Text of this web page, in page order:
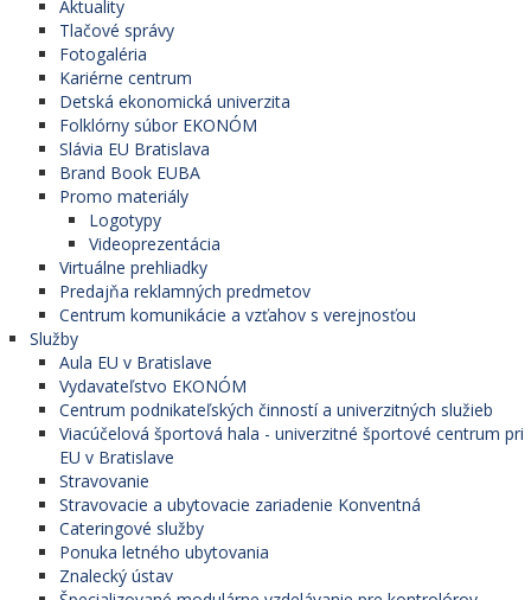
Aktuality
Tlačové správy
Fotogaléria
Kariérne centrum
Detská ekonomická univerzita
Folklórny súbor EKONÓM
Slávia EU Bratislava
Brand Book EUBA
Promo materiály
Logotypy
Videoprezentácia
Virtuálne prehliadky
Predajňa reklamných predmetov
Centrum komunikácie a vzťahov s verejnosťou
Služby
Aula EU v Bratislave
Vydavateľstvo EKONÓM
Centrum podnikateľských činností a univerzitných služieb
Viacúčelová športová hala - univerzitné športové centrum pri
EU v Bratislave
Stravovanie
Stravovacie a ubytovacie zariadenie Konventná
Cateringové služby
Ponuka letného ubytovania
Znalecký ústav